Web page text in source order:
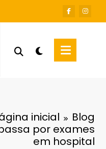
inicial
Blog
por exames
em hospital